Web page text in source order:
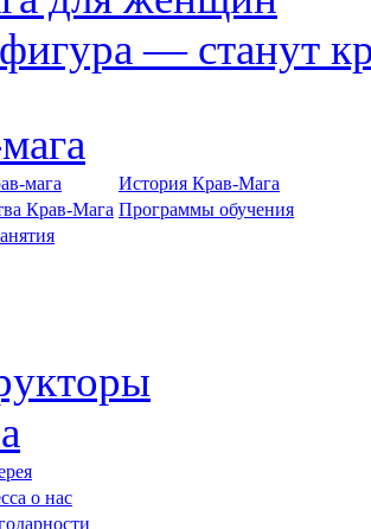
— станут
мага
История Крав-Мага
Крав-Мага Программы обучения
о нас